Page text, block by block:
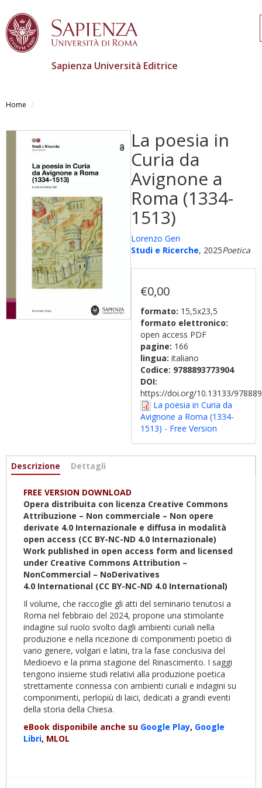
contenuto
Sapienza Università Editrice
Home
La poesia in
Curia da
Avignone a
Roma (1334-
1513)
Lorenzo Geri
Studi e Ricerche, 2025Poetica
€0,00
formato: 15,5x23,5
formato elettronico:
open access PDF
pagine: 166
lingua: italiano
Codice: 9788893773904
DOI:
https://doi.org/10.13133/
La poesia in Curia da
Avignone a Roma (1334-
1513) - Free Version
Informazioni
Descrizione (scheda
Dettagli
FREE VERSION DOWNLOAD
Opera distribuita con licenza Creative Commons
Attribuzione – Non commerciale – Non opere
derivate 4.0 Internazionale e diffusa in modalità
open access (CC BY-NC-ND 4.0 Internazionale)
Work published in open access form and licensed
under Creative Commons Attribution –
NonCommercial – NoDerivatives
4.0 International (CC BY-NC-ND 4.0 International)
Il volume, che raccoglie gli atti del seminario tenutosi a
Roma nel febbraio del 2024, propone una stimolante
indagine sul ruolo svolto dagli ambienti curiali nella
produzione e nella ricezione di componimenti poetici di
vario genere, volgari e latini, tra la fase conclusiva del
Medioevo e la prima stagione del Rinascimento. I saggi
tengono insieme studi relativi alla produzione poetica
strettamente connessa con ambienti curiali e indagini su
componimenti, perlopiù di laici, dedicati a grandi eventi
della storia della Chiesa.
eBook disponibile anche su Google Play, Google
Libri, MLOL